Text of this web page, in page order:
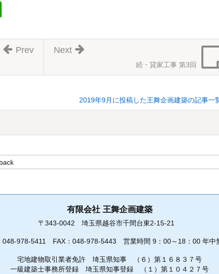
続・貸家工事 第3回
Next
Prev
2019年9月に投稿した王舞企画建築の記事一
有限会社 王舞企画建築
〒343-0042 埼玉県越谷市千間台東2-15-21
048-978-5411 FAX：048-978-5443 営業時間 9：00～18：00 年中
宅地建物取引業者免許 埼玉県知事 （６）第１６８３７号
一級建築士事務所登録 埼玉県知事登録 （１）第１０４２７号